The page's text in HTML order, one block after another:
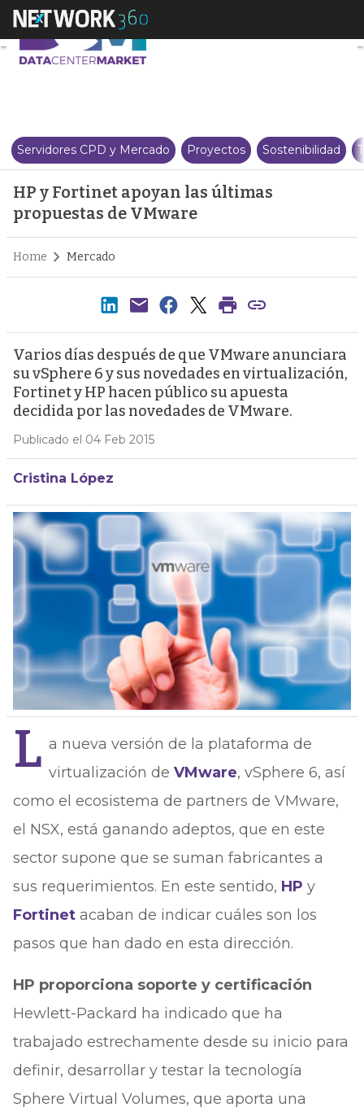
HP y Fortinet apoyan las
Servidores CPD y Mercado Proyectos Sostenibilidad
HP y Fortinet apoyan las últimas
propuestas de VMware
Home Mercado
Varios días después de que VMware anunciara
su vSphere 6 y sus novedades en virtualización,
Fortinet y HP hacen público su apuesta
decidida por las novedades de VMware.
Publicado el 04 Feb 2015
Cristina López
L a nueva versión de la plataforma de
virtualización de VMware, vSphere 6, así
como el ecosistema de partners de VMware,
el NSX, está ganando adeptos, que en este
sector supone que se suman fabricantes a
sus requerimientos. En este sentido, HP y
Fortinetacaban de indicar cuáles son los
pasos que han dado en esta dirección.
HP proporciona soporte y certificación
Hewlett-Packard ha indicado que ha
trabajado estrechamente desde su inicio para
definir, desarrollar y testar la tecnología
Sphere Virtual Volumes, que aporta una